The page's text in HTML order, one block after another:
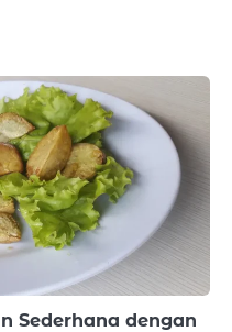
Sederhana dengan